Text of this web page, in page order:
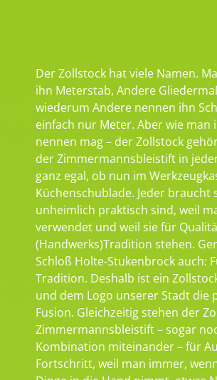
Der Zollstock hat viele Namen.
ihn Meterstab, Andere
wiederum Andere nennen ihn
einfach nur Meter. Aber wie man
nennen mag – der Zollstock
der Zimmermannsbleistift in
ganz egal, ob nun im
Küchenschublade. Jeder braucht
unheimlich praktisch sind, weil
verwendet und weil sie für
(Handwerks)Tradition stehen.
Schloß Holte-Stukenbrock auch:
Tradition. Deshalb ist ein
und dem Logo unserer Stadt die
Fusion. Gleichzeitig stehen der
Zimmermannsbleistift – sogar
Kombination miteinander – für
Fortschritt, weil man immer,